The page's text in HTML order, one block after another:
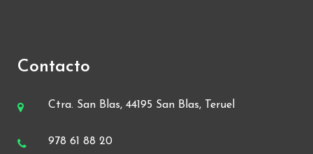
Contacto
Ctra. San Blas, 44195 San Blas, Teruel
978 61 88 20